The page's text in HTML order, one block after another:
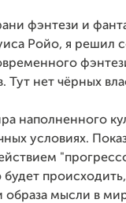
фэнтези и
Ройо, я решил
Тут нет чёрных
наполненного
условиях.
образа мысли в